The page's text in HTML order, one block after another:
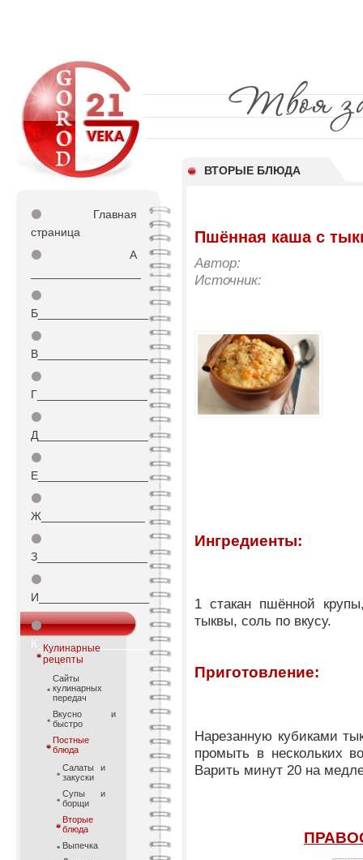
ВТОРЫЕ БЛЮДА
⚫
Главная
страница
⚫
А
⚫
Б_________________
⚫
В_________________
⚫
Г_________________
⚫
Д_________________
⚫
Е_________________
⚫
Ж________________
⚫
З_________________
⚫
И_________________
⚫
К_________________
Кулинарные
рецепты
Сайты
кулинарных
передач
Вкусно и
быстро
Постные
блюда
Салаты и
закуски
Супы и
борщи
Вторые
блюда
Выпечка
Пшённая каша с
Автор:
Источник:
Ингредиенты:
1 стакан пшённой
тыквы, соль по вкусу.
Приготовление:
Нарезанную кубиками
промыть в нескольких
Варить минут 20 на